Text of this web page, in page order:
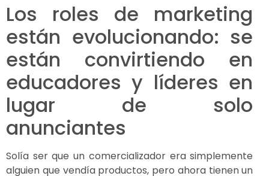
Los roles de marketing
están evolucionando: se
están convirtiendo en
educadores y líderes en
lugar de solo
anunciantes
Solía ​​ser que un comercializador era simplemente
alguien que vendía productos, pero ahora tienen un